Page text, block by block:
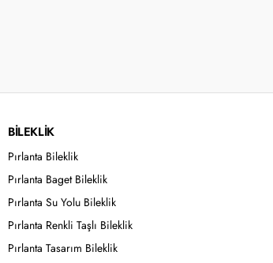
BİLEKLİK
Pırlanta Bileklik
Pırlanta Baget Bileklik
Pırlanta Su Yolu Bileklik
Pırlanta Renkli Taşlı Bileklik
Pırlanta Tasarım Bileklik